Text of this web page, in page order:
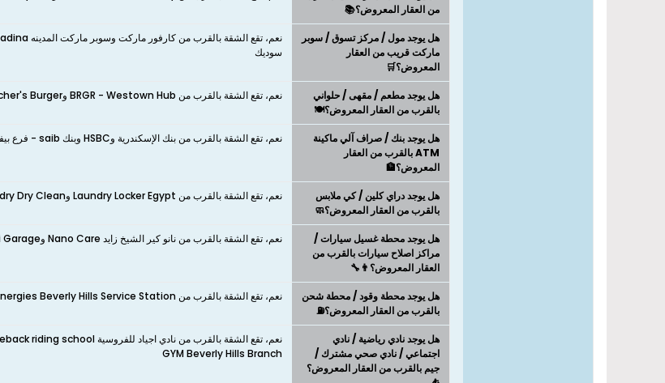
من العقار المعروض؟📚
هل يوجد مول / مركز تسوق / سوبر
ماركت قريب من العقار
المعروض؟🛒
سوديك
هل يوجد مطعم / مقهى / حلواني
بالقرب من العقار المعروض؟🍽️
نعم، تقع الشقة بالقرب من BRGR - Westown Hub وButcher's Burger وOvio وChicken & Ribs وTaboon Restaurant - Westown Hub
هل يوجد بنك / صراف آلي ماكينة
ATM بالقرب من العقار
المعروض؟🏦
نعم، تقع الشقة بالقرب من بنك الإسكندرية وHSBC وبنك saib - فرع بيفرلى هيلز وماكينة صراف آلي البنك العربي الأفريقى الدولي
هل يوجد دراي كلين / كي ملابس
بالقرب من العقار المعروض؟🧼
نعم، تقع الشقة بالقرب من Laundry Locker Egypt وLavndry Dry Clean - لافندري دراي كلين وMr Jeff ومغسلة روما كلين
هل يوجد محطة غسيل سيارات /
مراكز اصلاح سيارات بالقرب من
العقار المعروض؟👨‍🔧
نعم، تقع الشقة بالقرب من نانو كير الشيخ زايد Nano Care وFerrari Garage وDr.Wash Auto Detailing وclean car
هل يوجد محطة وقود / محطة شحن
بالقرب من العقار المعروض؟⛽
نعم، تقع الشقة بالقرب من TotalEnergies Beverly Hills Service Station توتال إنرجيز بيفرلي هيلز
هل يوجد نادي رياضية / نادي
اجتماعي / نادي صحي مشترك /
جيم بالقرب من العقار المعروض؟
GYM Beverly Hills Branch